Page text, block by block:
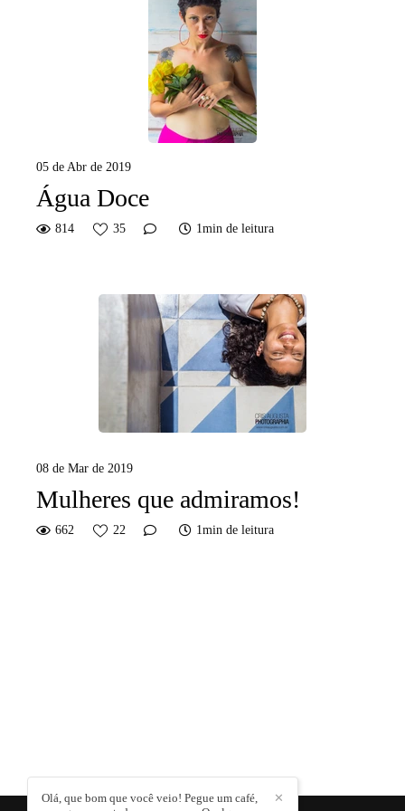
05 de Abr de 2019
Água Doce
814 35 1min de leitura
08 de Mar de 2019
Mulheres que admiramos!
662 22 1min de leitura
✕
Olá, que bom que você veio! Pegue um café,